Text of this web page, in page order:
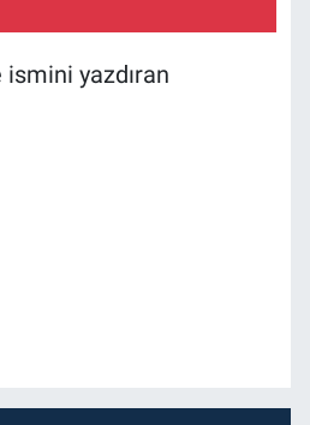
ismini yazdıran